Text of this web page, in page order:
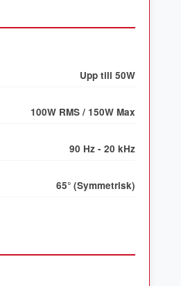
Upp till 50W
100W RMS / 150W Max
90 Hz - 20 kHz
65° (Symmetrisk)